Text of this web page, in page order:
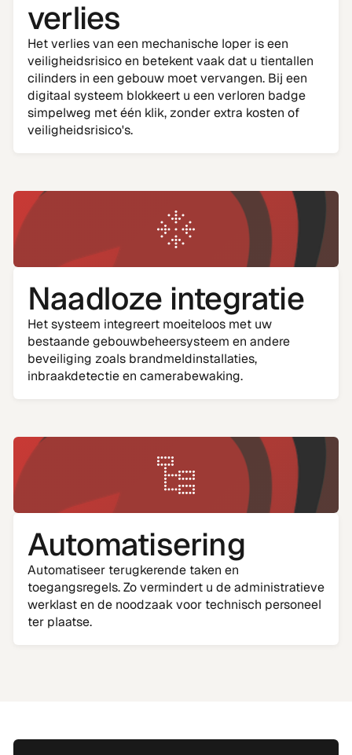
verlies
Het verlies van een mechanische loper is een
veiligheidsrisico en betekent vaak dat u tientallen
cilinders in een gebouw moet vervangen. Bij een
digitaal systeem blokkeert u een verloren badge
simpelweg met één klik, zonder extra kosten of
veiligheidsrisico's.
Naadloze integratie
Het systeem integreert moeiteloos met uw
bestaande gebouwbeheersysteem en andere
beveiliging zoals brandmeldinstallaties,
inbraakdetectie en camerabewaking.
Automatisering
Automatiseer terugkerende taken en
toegangsregels. Zo vermindert u de administratieve
werklast en de noodzaak voor technisch personeel
ter plaatse.